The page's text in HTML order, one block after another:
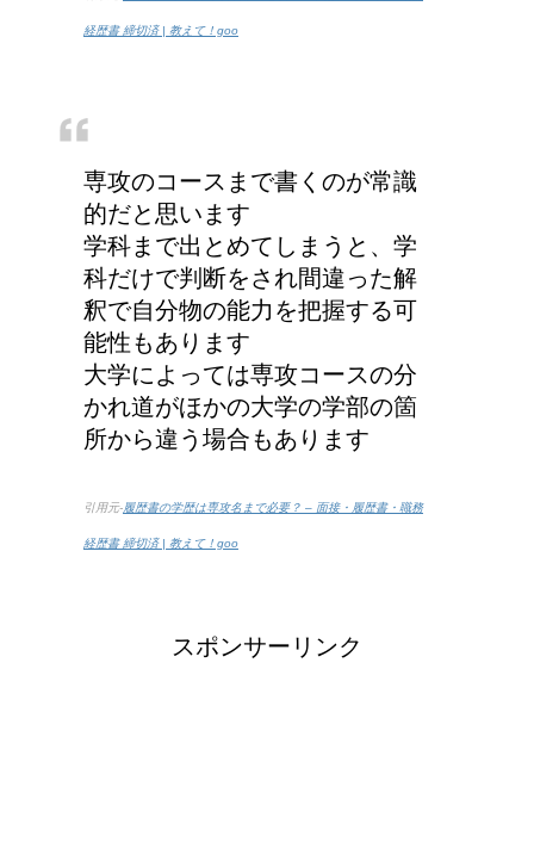
経歴書 締切済 | 教えて！goo
専攻のコースまで書くのが常識
的だと思います
学科まで出とめてしまうと、学
科だけで判断をされ間違った解
釈で自分物の能力を把握する可
能性もあります
大学によっては専攻コースの分
かれ道がほかの大学の学部の箇
所から違う場合もあります
引用元-履歴書の学歴は専攻名まで必要？ – 面接・履歴書・職務
経歴書 締切済 | 教えて！goo
スポンサーリンク